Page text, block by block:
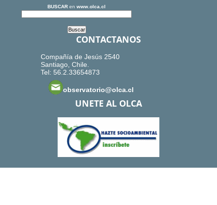
BUSCAR en www.olca.cl
CONTACTANOS
Compañía de Jesús 2540
Santiago, Chile.
Tel: 56.2.33654873
observatorio@olca.cl
UNETE AL OLCA